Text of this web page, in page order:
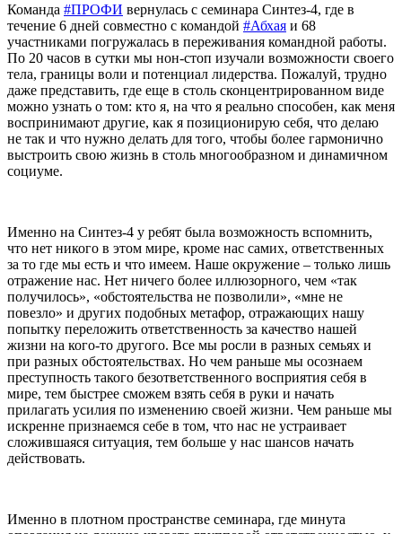
Команда #ПРОФИ вернулась с семинара Синтез-4, где в
течение 6 дней совместно с командой #Абхая и 68
участниками погружалась в переживания командной работы.
По 20 часов в сутки мы нон-стоп изучали возможности своего
тела, границы воли и потенциал лидерства. Пожалуй, трудно
даже представить, где еще в столь сконцентрированном виде
можно узнать о том: кто я, на что я реально способен, как меня
воспринимают другие, как я позиционирую себя, что делаю
не так и что нужно делать для того, чтобы более гармонично
выстроить свою жизнь в столь многообразном и динамичном
социуме.
Именно на Синтез-4 у ребят была возможность вспомнить,
что нет никого в этом мире, кроме нас самих, ответственных
за то где мы есть и что имеем. Наше окружение – только лишь
отражение нас. Нет ничего более иллюзорного, чем «так
получилось», «обстоятельства не позволили», «мне не
повезло» и других подобных метафор, отражающих нашу
попытку переложить ответственность за качество нашей
жизни на кого-то другого. Все мы росли в разных семьях и
при разных обстоятельствах. Но чем раньше мы осознаем
преступность такого безответственного восприятия себя в
мире, тем быстрее сможем взять себя в руки и начать
прилагать усилия по изменению своей жизни. Чем раньше мы
искренне признаемся себе в том, что нас не устраивает
сложившаяся ситуация, тем больше у нас шансов начать
действовать.
Именно в плотном пространстве семинара, где минута